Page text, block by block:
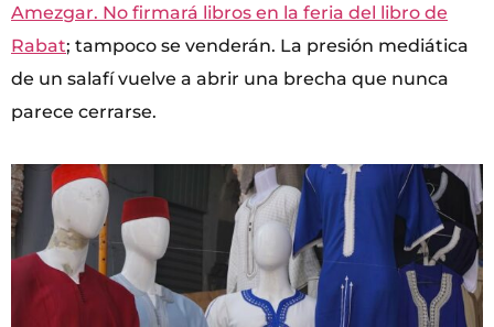
Amezgar. No firmará libros en la feria del libro de
Rabat; tampoco se venderán. La presión mediática
de un salafí vuelve a abrir una brecha que nunca
parece cerrarse.